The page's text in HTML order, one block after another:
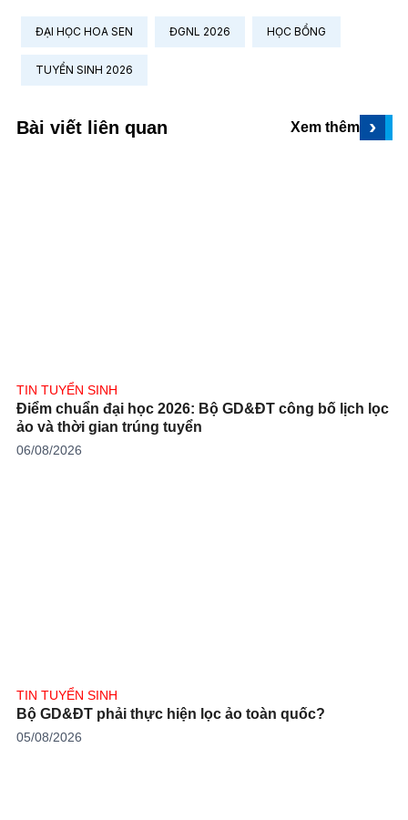
ĐẠI HỌC HOA SEN ĐGNL 2026 HỌC BỔNG
TUYỂN SINH 2026
Bài viết liên quan Xem thêm ›
TIN TUYỂN SINH
Điểm chuẩn đại học 2026: Bộ GD&ĐT công bố lịch lọc
ảo và thời gian trúng tuyển
06/08/2026
TIN TUYỂN SINH
Bộ GD&ĐT phải thực hiện lọc ảo toàn quốc?
05/08/2026